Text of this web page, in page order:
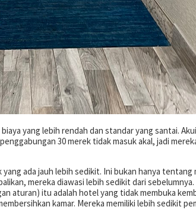
yang lebih rendah dan standar yang santai.
30 merek tidak masuk akal, jadi
ada jauh lebih sedikit. Ini bukan hanya
mereka diawasi lebih sedikit dari
aturan) itu adalah hotel yang tidak membuka
kamar. Mereka memiliki lebih sedikit